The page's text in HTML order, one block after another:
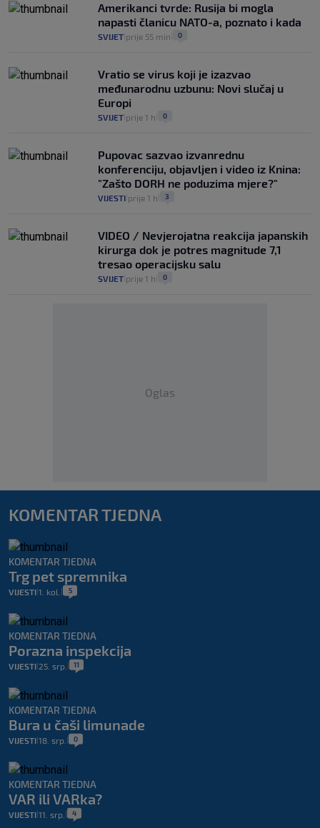
Amerikanci tvrde: Rusija bi mogla
napasti članicu NATO-a, poznato i kada
SVIJET prije 55 min 0
Vratio se virus koji je izazvao
međunarodnu uzbunu: Novi slučaj u
Europi
SVIJET prije 1 h 0
Pupovac sazvao izvanrednu
konferenciju, objavljen i video iz Knina:
"Zašto DORH ne poduzima mjere?"
VIJESTI prije 1 h 3
VIDEO / Nevjerojatna reakcija japanskih
kirurga dok je potres magnitude 7,1
tresao operacijsku salu
SVIJET prije 1 h 0
Oglas
KOMENTAR TJEDNA
KOMENTAR TJEDNA
Trg pet spremnika
VIJESTI 1. kol. 5
KOMENTAR TJEDNA
Porazna inspekcija
VIJESTI 25. srp. 11
KOMENTAR TJEDNA
Bura u čaši limunade
VIJESTI 18. srp. 0
KOMENTAR TJEDNA
VAR ili VARka?
VIJESTI 11. srp. 4